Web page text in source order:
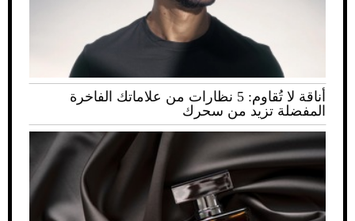
أناقة لا تُقاوم: 5 نظارات من علاماتك الفاخرة
المفضلة تزيد من سحرك